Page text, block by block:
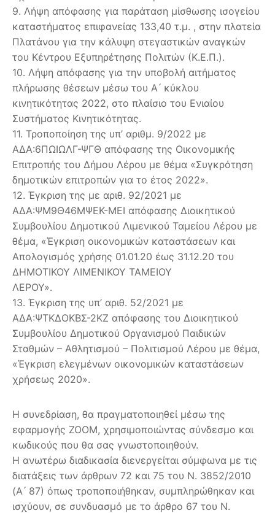
9. Λήψη απόφασης για παράταση μίσθωσης ισογείου
καταστήματος επιφανείας 133,40 τ.μ. , στην πλατεία
Πλατάνου για την κάλυψη στεγαστικών αναγκών
του Κέντρου Εξυπηρέτησης Πολιτών (Κ.Ε.Π.).
10. Λήψη απόφασης για την υποβολή αιτήματος
πλήρωσης θέσεων μέσω του Α ́ κύκλου
κινητικότητας 2022, στο πλαίσιο του Ενιαίου
Συστήματος Κινητικότητας.
11. Τροποποίηση της υπ’ αριθμ. 9/2022 με
ΑΔΑ:6ΠΩΙΩΛΓ-ΨΓΘ απόφασης της Οικονομικής
Επιτροπής του Δήμου Λέρου με θέμα «Συγκρότηση
δημοτικών επιτροπών για το έτος 2022».
12. Έγκριση της με αριθ. 92/2021 με
ΑΔΑ:ΨΜ9Θ46ΜΨΕΚ-ΜΕΙ απόφασης Διοικητικού
Συμβουλίου Δημοτικού Λιμενικού Ταμείου Λέρου με
θέμα, «Έγκριση οικονομικών καταστάσεων και
Απολογισμός χρήσης 01.01.20 έως 31.12.20 του
ΔΗΜΟΤΙΚΟΥ ΛΙΜΕΝΙΚΟΥ ΤΑΜΕΙΟΥ
ΛΕΡΟΥ».
13. Έγκριση της υπ’ αριθ. 52/2021 με
ΑΔΑ:ΨΤΚΔΟΚΒΣ-2ΚΖ απόφασης του Διοικητικού
Συμβουλίου Δημοτικού Οργανισμού Παιδικών
Σταθμών – Αθλητισμού – Πολιτισμού Λέρου με θέμα,
«Έγκριση ελεγμένων οικονομικών καταστάσεων
χρήσεως 2020».
Η συνεδρίαση, θα πραγματοποιηθεί μέσω της
εφαρμογής ZOOM, χρησιμοποιώντας σύνδεσμο και
κωδικούς που θα σας γνωστοποιηθούν.
Η ανωτέρω διαδικασία διενεργείται σύμφωνα με τις
διατάξεις των άρθρων 72 και 75 του Ν. 3852/2010
(Α ́ 87) όπως τροποποιήθηκαν, συμπληρώθηκαν και
ισχύουν, σε συνδυασμό με το άρθρο 67 του Ν.